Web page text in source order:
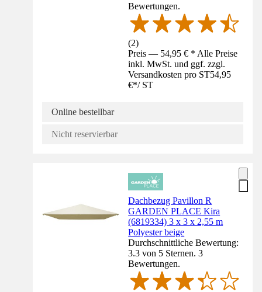
Bewertungen.
(2)
Preis — 54,95 € * Alle Preise
inkl. MwSt. und ggf. zzgl.
Versandkosten pro ST54,95
€*/ ST
Online bestellbar
Nicht reservierbar
Dachbezug Pavillon R
GARDEN PLACE Kira
(6819334) 3 x 3 x 2,55 m
Polyester beige
Durchschnittliche Bewertung:
3.3 von 5 Sternen. 3
Bewertungen.